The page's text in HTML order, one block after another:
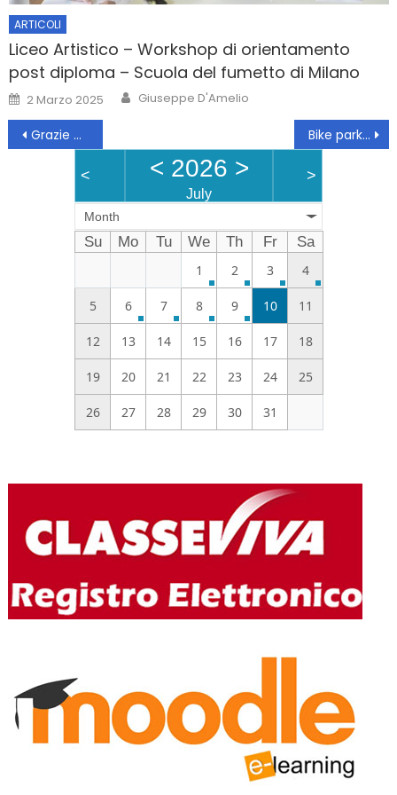
ARTICOLI
Liceo Artistico – Workshop di orientamento
post diploma – Scuola del fumetto di Milano
Posted
on
2 Marzo 2025 Author
Giuseppe D'Amelio
Navigazione
articoli
Grazie ai fondi PNRR, il progetto offre attività pomeridiane e mentoring per migliorare competenze e integrazione Bike parking
< < 2026 >
July
>
Month
Su Mo Tu We Th Fr
Sa
1
2 3 4
5 6 7 8 9 10 11
12 13 14 15 16 17 18
19 20 21 22 23 24 25
26 27 28 29 30 31